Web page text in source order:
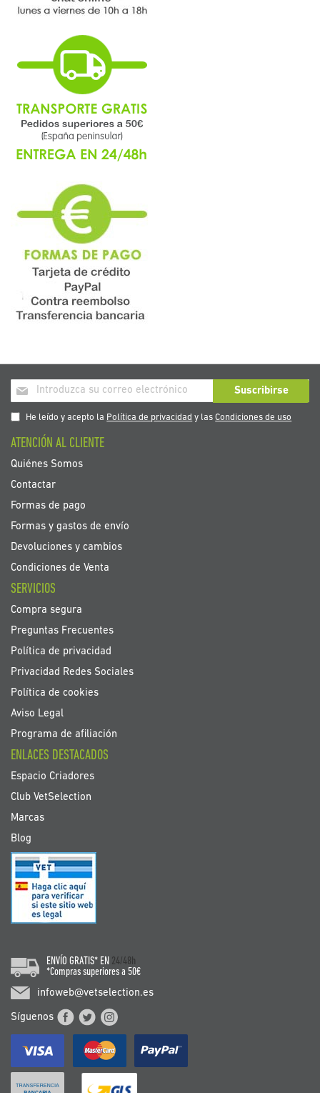
Inscríbase
a
nuestro
de
noticias:
Suscribirse
He leído y acepto la Política de privacidad y lasCondiciones de uso
ATENCIÓN AL CLIENTE
Quiénes Somos
Contactar
Formas de pago
Formas y gastos de envío
Devoluciones y cambios
Condiciones de Venta
SERVICIOS
Compra segura
Preguntas Frecuentes
Política de privacidad
Privacidad Redes Sociales
Política de cookies
Aviso Legal
Programa de afiliación
ENLACES DESTACADOS
Espacio Criadores
Club VetSelection
Marcas
Blog
ENVÍO GRATIS* EN 24/48h
*Compras superiores a 50€
infoweb@vetselection.es
Síguenos